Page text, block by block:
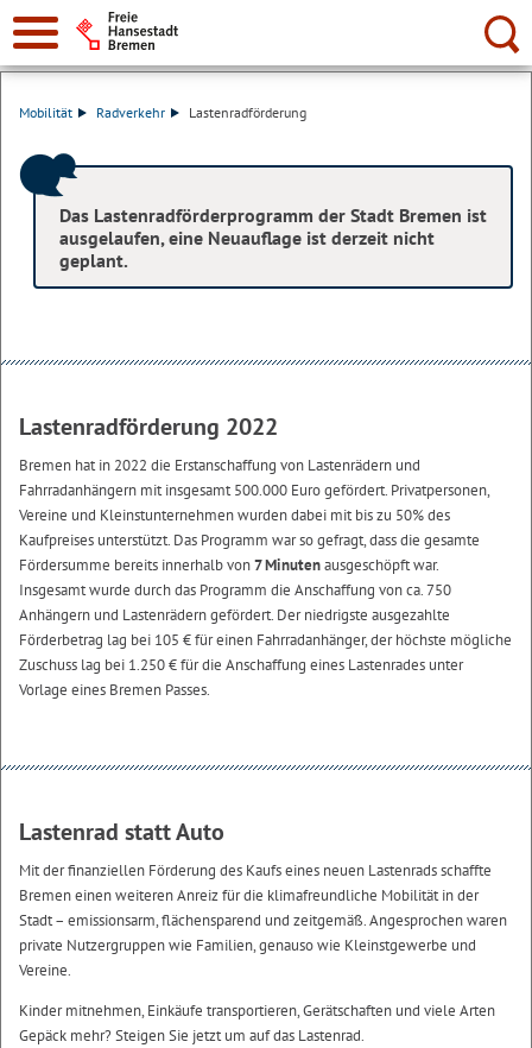
Suche:
Mobilität Radverkehr Lastenradförderung
Das Lastenradförderprogramm der Stadt Bremen ist
ausgelaufen, eine Neuauflage ist derzeit nicht
geplant.
Lastenradförderung 2022
Bremen hat in 2022 die Erstanschaffung von Lastenrädern und
Fahrradanhängern mit insgesamt 500.000 Euro gefördert. Privatpersonen,
Vereine und Kleinstunternehmen wurden dabei mit bis zu 50% des
Kaufpreises unterstützt. Das Programm war so gefragt, dass die gesamte
Fördersumme bereits innerhalb von7 Minutenausgeschöpft war.
Insgesamt wurde durch das Programm die Anschaffung von ca. 750
Anhängern und Lastenrädern gefördert. Der niedrigste ausgezahlte
Förderbetrag lag bei 105 € für einen Fahrradanhänger, der höchste mögliche
Zuschuss lag bei 1.250 € für die Anschaffung eines Lastenrades unter
Vorlage eines Bremen Passes.
Lastenrad statt Auto
Mit der finanziellen Förderung des Kaufs eines neuen Lastenrads schaffte
Bremen einen weiteren Anreiz für die klimafreundliche Mobilität in der
Stadt – emissionsarm, flächensparend und zeitgemäß. Angesprochen waren
private Nutzergruppen wie Familien, genauso wie Kleinstgewerbe und
Vereine.
Kinder mitnehmen, Einkäufe transportieren, Gerätschaften und viele Arten
Gepäck mehr? Steigen Sie jetzt um auf das Lastenrad.